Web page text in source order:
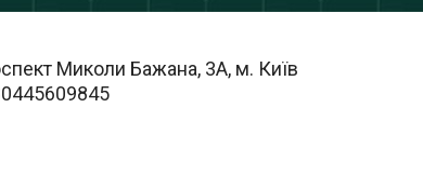
Миколи Бажана, 3А, м. Київ